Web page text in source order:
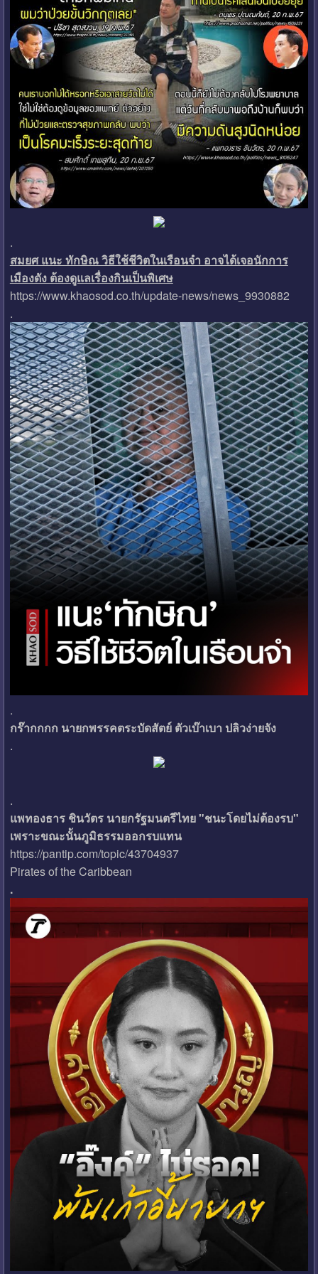
.
สมยศ แนะ ทักษิณ วิธีใช้ชีวิตในเรือนจำ อาจได้เจอนักการ
เมืองดัง ต้องดูแลเรื่องกินเป็นพิเศษ
https://www.khaosod.co.th/update-news/news_9930882
.
.
กร๊ากกกก นายกพรรคตระบัดสัตย์ ตัวเบ๊าเบา ปลิวง่ายจัง
.
.
แพทองธาร ชินวัตร นายกรัฐมนตรีไทย "ชนะโดยไม่ต้องรบ"
เพราะขณะนั้นภูมิธรรมออกรบแทน
https://pantip.com/topic/43704937
Pirates of the Caribbean
.